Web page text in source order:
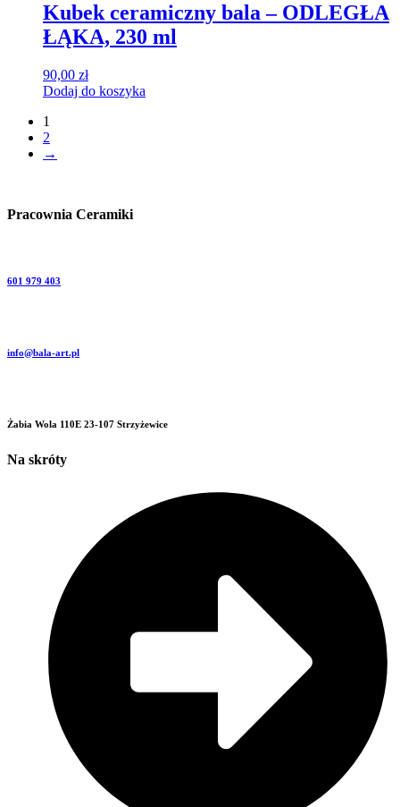
Kubek ceramiczny bala – ODLEGŁA
ŁĄKA, 230 ml
90,00 zł
Dodaj do koszyka
1
2
→
Pracownia Ceramiki
601 979 403
info@bala-art.pl
Żabia Wola 110E 23-107 Strzyżewice
Na skróty